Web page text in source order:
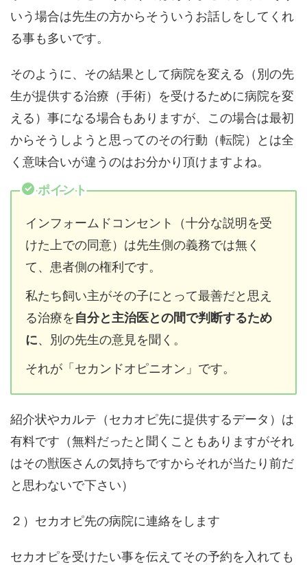
いう場合は先生の方からそういうお話しをしてくれ
る事も多いです。
そのように、その結果として病院を変える（別の先
生が提供する治療（手術）を受けるために病院を変
える）事になる場合もありますが、この場合は最初
からそうしようと思ってのその行動（転院）とは全
く意味合いが違うのはお分かり頂けますよね。
ポイント
インフォームドコンセント（十分な説明を受
けた上での同意）は先生側の義務では無く
て、患者側の権利です。
私たち飼い主がその子にとって最善だと思え
る治療を自分と主治医との間で判断するため
に、別の先生の意見を聞く。
それが「セカンドオピニオン」です。
紹介状やカルテ（セカオピ先に提供するデータ）は
有料です（無料だったと聞くこともありますがそれ
はその獣医さんの気持ちですからそれが当たり前だ
と思わないで下さい）
２）セカオピ先の病院に連絡をします
セカオピを受けたい事を伝えてその予約を入れても